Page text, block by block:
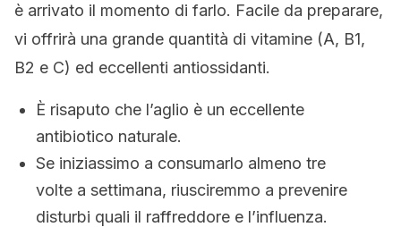
è arrivato il momento di farlo. Facile da preparare,
vi offrirà una grande quantità di vitamine (A, B1,
B2 e C) ed eccellenti antiossidanti.
È risaputo che l’aglio è un eccellente
antibiotico naturale.
Se iniziassimo a consumarlo almeno tre
volte a settimana, riusciremmo a prevenire
disturbi quali il raffreddore e l’influenza.